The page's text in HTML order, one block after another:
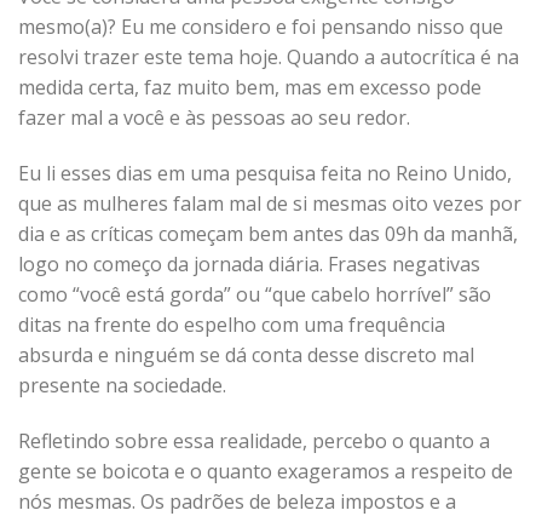
mesmo(a)? Eu me considero e foi pensando nisso que
resolvi trazer este tema hoje. Quando a autocrítica é na
medida certa, faz muito bem, mas em excesso pode
fazer mal a você e às pessoas ao seu redor.
Eu li esses dias em uma pesquisa feita no Reino Unido,
que as mulheres falam mal de si mesmas oito vezes por
dia e as críticas começam bem antes das 09h da manhã,
logo no começo da jornada diária. Frases negativas
como “você está gorda” ou “que cabelo horrível” são
ditas na frente do espelho com uma frequência
absurda e ninguém se dá conta desse discreto mal
presente na sociedade.
Refletindo sobre essa realidade, percebo o quanto a
gente se boicota e o quanto exageramos a respeito de
nós mesmas. Os padrões de beleza impostos e a